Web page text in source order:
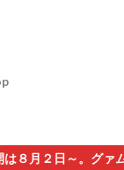
ァム経由・イン